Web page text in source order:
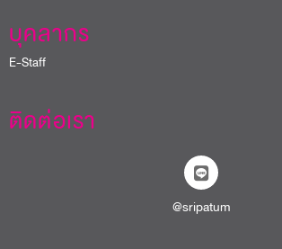
บุคลากร
E-Staff
ติดต่อเรา
@sripatum